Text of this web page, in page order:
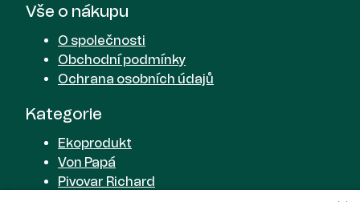
Vše o nákupu
O společnosti
Obchodní podmínky
Ochrana osobních údajů
Kategorie
Ekoprodukt
Von Papá
Pivovar Richard